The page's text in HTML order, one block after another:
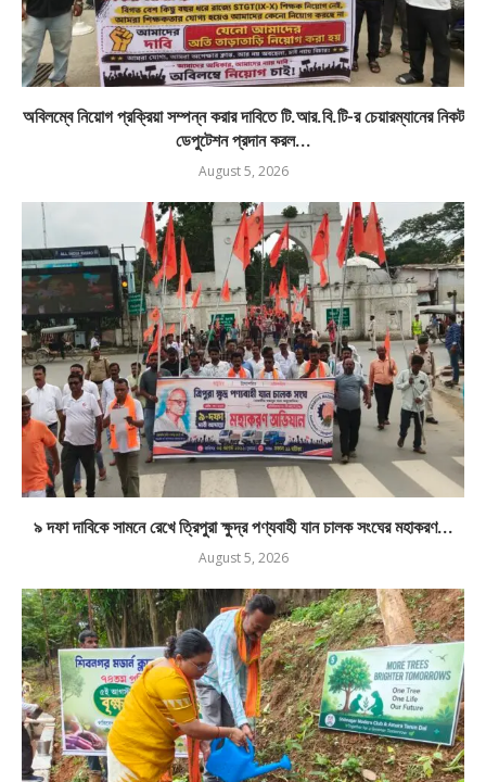
অবিলম্বে নিয়োগ প্রক্রিয়া সম্পন্ন করার দাবিতে টি.আর.বি.টি-র চেয়ারম্যানের নিকট
ডেপুটেশন প্রদান করল...
August 5, 2026
৯ দফা দাবিকে সামনে রেখে ত্রিপুরা ক্ষুদ্র পণ্যবাহী যান চালক সংঘের মহাকরণ...
August 5, 2026